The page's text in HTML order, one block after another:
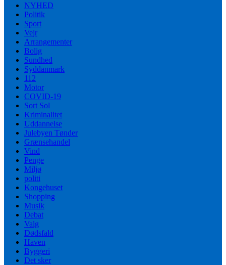
NYHED
Politik
Sport
Vejr
Arrangementer
Bolig
Sundhed
Syddanmark
112
Motor
COVID-19
Sort Sol
Kriminalitet
Uddannelse
Julebyen Tønder
Grænsehandel
Vind
Penge
Miljø
politi
Kongehuset
Shopping
Musik
Debat
Valg
Dødsfald
Haven
Byggeri
Det sker